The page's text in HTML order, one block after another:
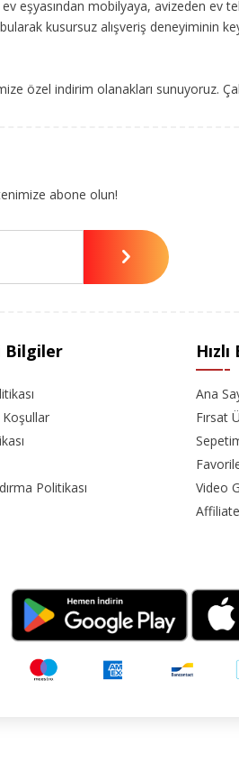
eşyasından mobilyaya, avizeden ev
kusursuz alışveriş deneyiminin
özel indirim olanakları sunuyoruz.
abone olun!
Bilgiler
Politikası
Ana
Fırsat
Video
Affiliate